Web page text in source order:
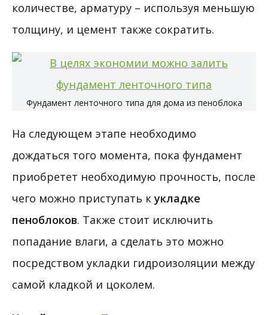
количестве, арматуру – используя меньшую
толщину, и цемент также сократить.
Фундамент ленточного типа для дома из пеноблока
На следующем этапе необходимо
дождаться того момента, пока фундамент
приобретет необходимую прочность, после
чего можно приступать кукладке
пеноблоков. Также стоит исключить
попадание влаги, а сделать это можно
посредством укладки гидроизоляции между
самой кладкой и цоколем.